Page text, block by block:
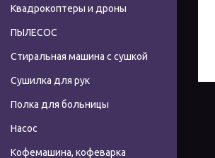
Квадрокоптеры и дроны
ПЫЛЕСОС
Стиральная машина с сушкой
Сушилка для рук
Полка для больницы
Насос
Кофемашина, кофеварка